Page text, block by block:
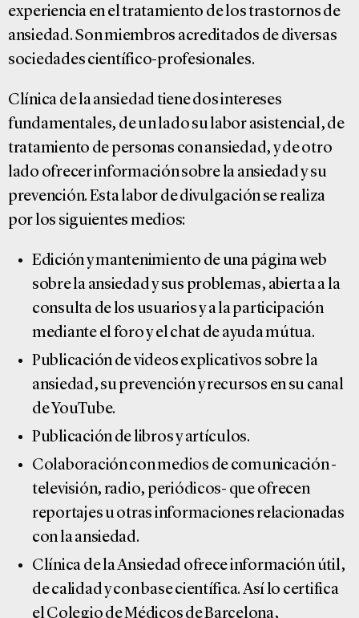
experiencia en el tratamiento de los trastornos de
ansiedad. Son miembros acreditados de diversas
sociedades científico-profesionales.
Clínica de la ansiedad tiene dos intereses
fundamentales, de un lado su labor asistencial, de
tratamiento de personas con ansiedad, y de otro
lado ofrecer información sobre la ansiedad y su
prevención. Esta labor de divulgación se realiza
por los siguientes medios:
Edición y mantenimiento de una página web
sobre la ansiedad y sus problemas, abierta a la
consulta de los usuarios y a la participación
mediante el foro y el chat de ayuda mútua.
Publicación de videos explicativos sobre la
ansiedad, su prevención y recursos en su canal
de YouTube.
Publicación de libros y artículos.
Colaboración con medios de comunicación -
televisión, radio, periódicos- que ofrecen
reportajes u otras informaciones relacionadas
con la ansiedad.
Clínica de la Ansiedad ofrece información útil,
de calidad y con base científica. Así lo certifica
el Colegio de Médicos de Barcelona,